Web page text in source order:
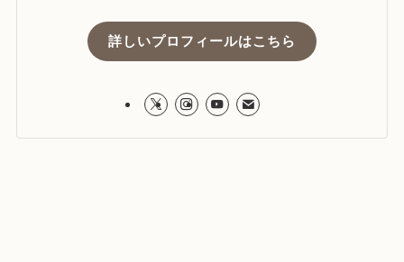
詳しいプロフィールはこちら